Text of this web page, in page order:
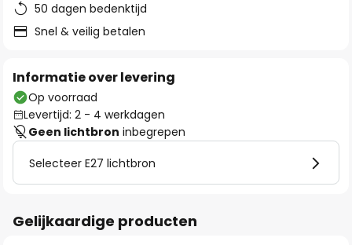
50 dagen bedenktijd
Snel & veilig betalen
Informatie over levering
Op voorraad
Levertijd: 2 - 4 werkdagen
Geen lichtbron inbegrepen
Selecteer E27 lichtbron
Gelijkaardige producten